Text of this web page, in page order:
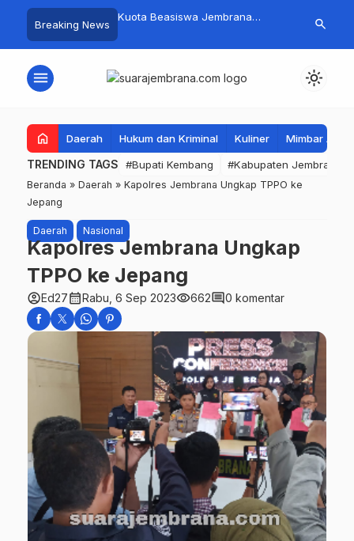
Breaking News
Kembang Beri
Warga Sri
Kuota Beasiswa Jembrana
Siapkan Upaya Penambahan di
Fantastis!
Jembrana
search
menu light_mode
home Daerah Hukum dan Kriminal Kuliner Mimbar
TRENDING TAGS #Bupati Kembang #Kabupaten Jembrana
Beranda » Daerah » Kapolres Jembrana Ungkap TPPO ke
Jepang
Daerah Nasional
Kapolres Jembrana Ungkap
TPPO ke Jepang
account_circleEd27calendar_monthRabu, 6 Sep 2023visibility662comment0 komentar